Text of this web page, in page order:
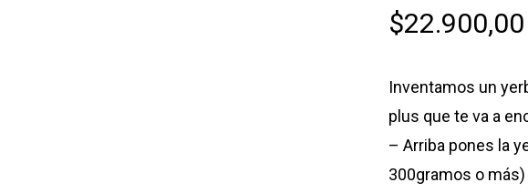
$22.900,00
Inventamos un
plus que te va a
– Arriba pones la
300gramos o